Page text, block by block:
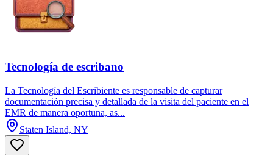
Tecnología de escribano
La Tecnología del Escribiente es responsable de capturar
documentación precisa y detallada de la visita del paciente en el
EMR de manera oportuna, as...
Staten Island, NY